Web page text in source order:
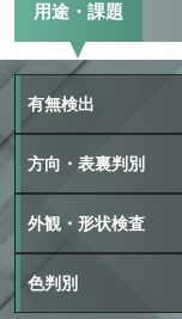
用途・課題
有無検出
方向・表裏判別
外観・形状検査
色判別